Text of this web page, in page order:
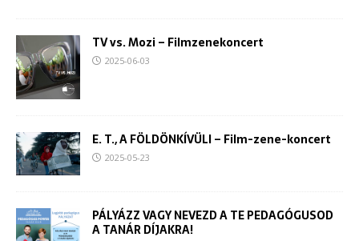
TV vs. Mozi – Filmzenekoncert
2025-06-03
E. T., A FÖLDÖNKÍVÜLI – Film-zene-koncert
2025-05-23
PÁLYÁZZ VAGY NEVEZD A TE PEDAGÓGUSOD
A TANÁR DÍJAKRA!